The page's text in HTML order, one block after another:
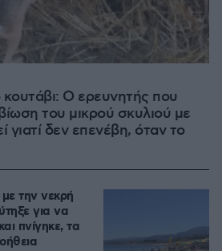
κουτάβι: Ο ερευνητής που
του μικρού σκυλιού με
γιατί δεν επενέβη, όταν το
την νεκρή
για να
πνίγηκε, τα